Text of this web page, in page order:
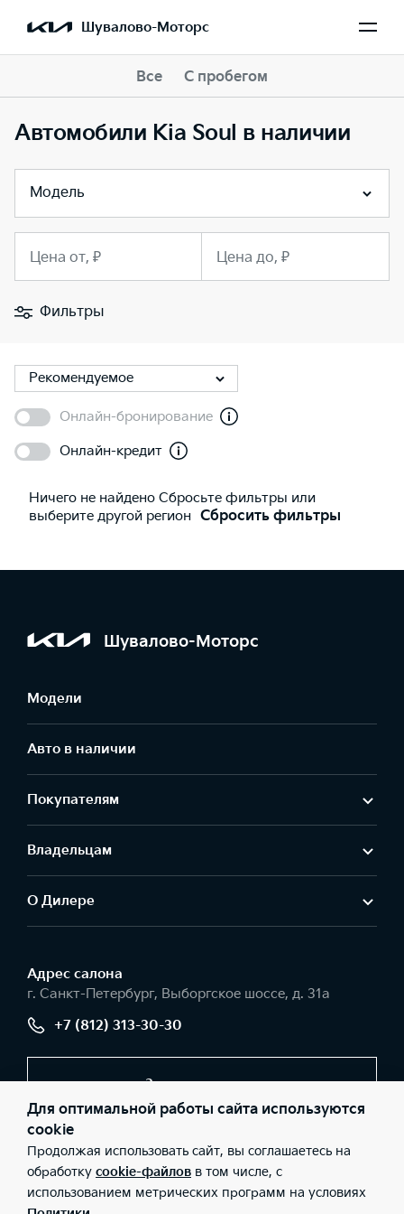
Шувалово-Моторс
Все С пробегом
Автомобили Kia Soul в наличии
Модель
Цена от, ₽ Цена до, ₽
Фильтры
Рекомендуемое
Онлайн-бронирование
Онлайн-кредит
Ничего не найдено Сбросьте фильтры или
выберите другой регион Сбросить фильтры
Шувалово-Моторс
Модели
Авто в наличии
Покупателям
Владельцам
О Дилере
Адрес салонa
г. Санкт-Петербург, Выборгское шоссе, д. 31а
+7 (812) 313-30-30
Заказать звонок
© 2026 Юридические лица ООО «Шувалово-Моторс»
(Фактический адрес: г. Санкт-Петербург, Выборгское шоссе, д.
31а; Телефон: +7 (812) 313-30-30; ИНН: 7802133664; ОГРН:
1027801581609), ООО «Киа Россия и СНГ» (Фактический адрес:
г.Москва, Валовая 26; Телефон: 8 800 301 08 80; ИНН:
Для оптимальной работы сайта используются
cookie
Продолжая использовать сайт, вы соглашаетесь на
обработку cookie-файлов в том числе, с
использованием метрических программ на условиях